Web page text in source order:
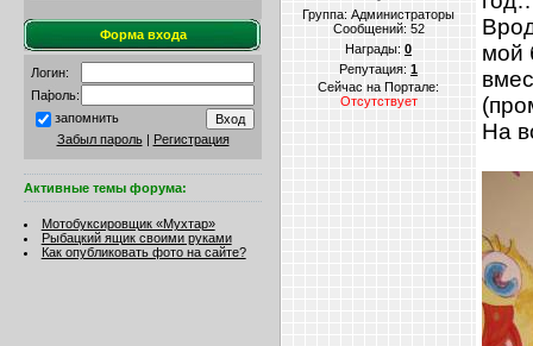
Форма входа
Логин:
Пароль:
запомнить
Забыл пароль| Регистрация
Активные темы форума:
Мотобуксировщик «Мухтар»
Рыбацкий ящик своими руками
Как опубликовать фото на сайте?
Группа: Администраторы
Сообщений: 52
Награды: 0
Репутация: 1
Сейчас на Портале:
Отсутствует
мой
На